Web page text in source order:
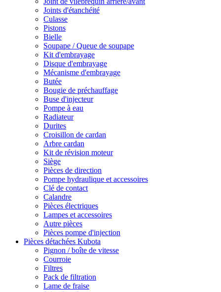
Joints d'étanchéité
Culasse
Pistons
Bielle
Soupape / Queue de soupape
Kit d'embrayage
Disque d'embrayage
Mécanisme d'embrayage
Butée
Bougie de préchauffage
Buse d'injecteur
Pompe à eau
Radiateur
Durites
Croisillon de cardan
Arbre cardan
Kit de révision moteur
Siège
Pièces de direction
Pompe hydraulique et accessoires
Clé de contact
Calandre
Pièces électriques
Lampes et accessoires
Autre pièces
Pièces pompe d'injection
Pièces détachées Kubota
Pignon / boîte de vitesse
Courroie
Filtres
Pack de filtration
Lame de fraise